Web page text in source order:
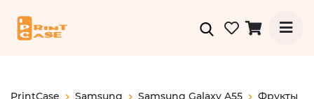
PrintCase Samsung Samsung Galaxy A55 Фрукты